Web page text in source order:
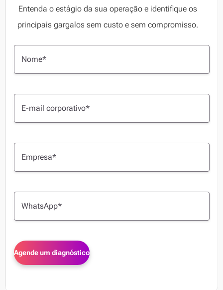
Entenda o estágio da sua operação e identifique os
principais gargalos sem custo e sem compromisso.